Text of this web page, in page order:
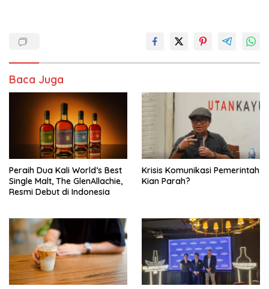
Baca Juga
Peraih Dua Kali World’s Best
Single Malt, The GlenAllachie,
Resmi Debut di Indonesia
Krisis Komunikasi Pemerintah
Kian Parah?